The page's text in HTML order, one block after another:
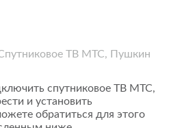
ТВ МТС, Пушкин
спутниковое ТВ МТС,
и установить
обратиться для этого